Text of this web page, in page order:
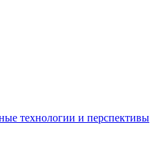
технологии и перспективы